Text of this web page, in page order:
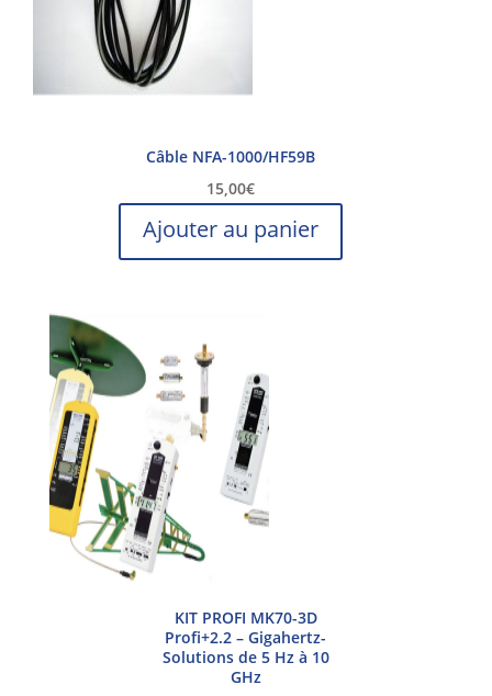
Câble NFA-1000/HF59B
15,00€
Ajouter au panier
KIT PROFI MK70-3D
Profi+2.2 – Gigahertz-
Solutions de 5 Hz à 10
GHz